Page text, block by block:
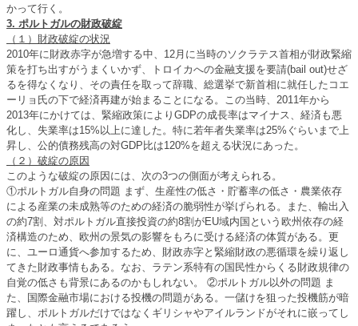
かって行く。
3. ポルトガルの財政破綻
（１）財政破綻の状況
2010年に財政赤字が急増する中、12月に当時のソクラテス首相が財政緊縮
策を打ち出すがうまくいかず、トロイカへの金融支援を要請(bail out)せざ
るを得なくなり、その責任を取って辞職、総選挙で新首相に就任したコエ
ーリョ氏の下で経済再建が始まることになる。この当時、2011年から
2013年にかけては、緊縮政策によりGDPの成長率はマイナス、経済も悪
化し、失業率は15%以上に達した。特に若年者失業率は25%ぐらいまで上
昇し、公的債務残高の対GDP比は120%を超える状況にあった。
（２）破綻の原因
このような破綻の原因には、次の3つの側面が考えられる。
①ポルトガル自身の問題 まず、生産性の低さ・貯蓄率の低さ・農業依存
による産業の未成熟等のための経済の脆弱性が挙げられる。また、輸出入
の約7割、対ポルトガル直接投資の約8割がEU域内国という欧州依存の経
済構造のため、欧州の景気の影響をもろに受ける経済の体質がある。更
に、ユーロ通貨へ参加するため、財政赤字と緊縮財政の悪循環を繰り返し
てきた財政事情もある。なお、ラテン系特有の国民性からくる財政規律の
自覚の低さも背景にあるのかもしれない。 ②ポルトガル以外の問題 ま
た、国際金融市場における投機の問題がある。一儲けを狙った投機筋が暗
躍し、ポルトガルだけではなくギリシャやアイルランドがそれに嵌ってし